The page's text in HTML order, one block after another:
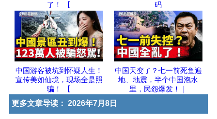
了！ 【
码
中国游客被坑到怀疑人生！
宣传美如仙境，现场全是照
骗！ 【
中国天变了？七一前死鱼遍
地、地震，半个中国泡水
里，民怨爆发！｜
更多文章导读： 2026年7月8日